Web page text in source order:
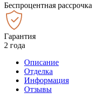
Беспроцентная рассрочка
Гарантия
2 года
Описание
Отделка
Информация
Отзывы